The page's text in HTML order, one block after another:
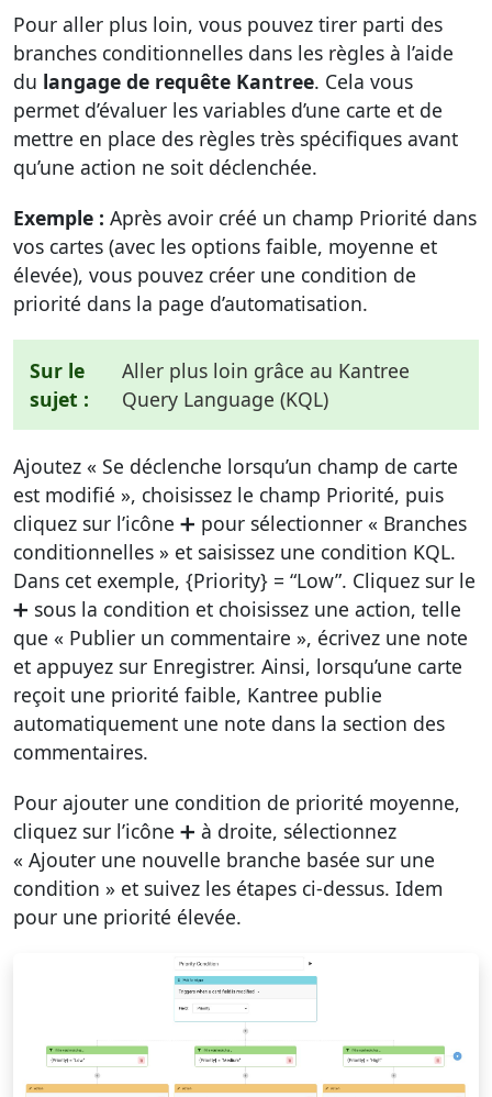
Pour aller plus loin, vous pouvez tirer parti des
branches conditionnelles dans les règles à l’aide
du langage de requête Kantree. Cela vous
permet d’évaluer les variables d’une carte et de
mettre en place des règles très spécifiques avant
qu’une action ne soit déclenchée.
Exemple : Après avoir créé un champ Priorité dans
vos cartes (avec les options faible, moyenne et
élevée), vous pouvez créer une condition de
priorité dans la page d’automatisation.
Sur le
sujet :
Aller plus loin grâce au Kantree
Query Language (KQL)
Ajoutez « Se déclenche lorsqu’un champ de carte
est modifié », choisissez le champ Priorité, puis
cliquez sur l’icône ➕ pour sélectionner « Branches
conditionnelles » et saisissez une condition KQL.
Dans cet exemple, {Priority} = “Low”. Cliquez sur le
➕ sous la condition et choisissez une action, telle
que « Publier un commentaire », écrivez une note
et appuyez sur Enregistrer. Ainsi, lorsqu’une carte
reçoit une priorité faible, Kantree publie
automatiquement une note dans la section des
commentaires.
Pour ajouter une condition de priorité moyenne,
cliquez sur l’icône ➕ à droite, sélectionnez
« Ajouter une nouvelle branche basée sur une
condition » et suivez les étapes ci-dessus. Idem
pour une priorité élevée.